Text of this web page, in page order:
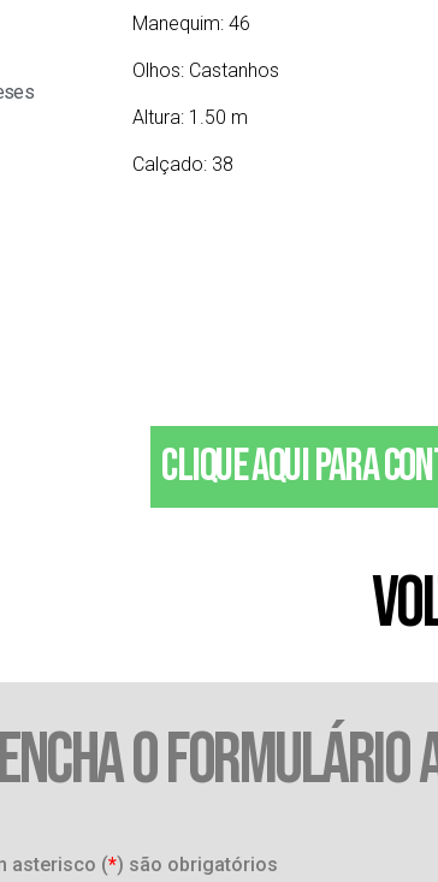
Manequim: 46
Olhos: Castanhos
Altura: 1.50 m
Calçado: 38
Clique aqui para
O
asterisco (*) são obrigatórios